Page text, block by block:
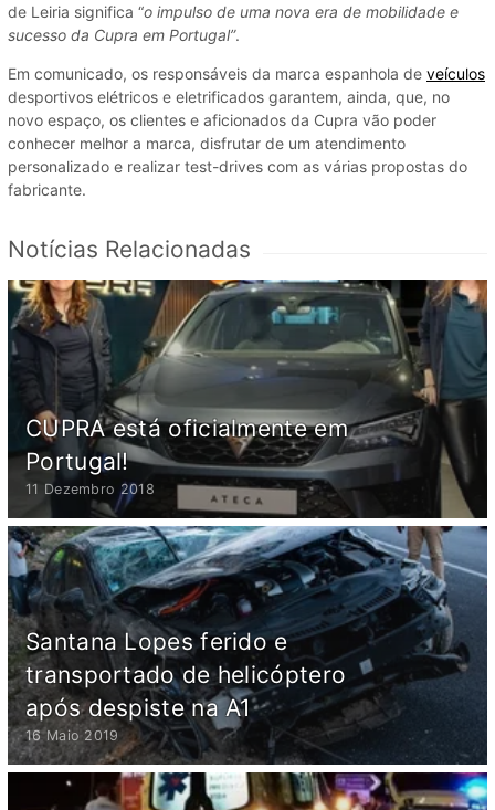
de Leiria significa “o impulso de uma nova era de mobilidade e
sucesso da Cupra em Portugal”.
Em comunicado, os responsáveis da marca espanhola de veículos
desportivos elétricos e eletrificados garantem, ainda, que, no
novo espaço, os clientes e aficionados da Cupra vão poder
conhecer melhor a marca, disfrutar de um atendimento
personalizado e realizar test-drives com as várias propostas do
fabricante.
Notícias Relacionadas
CUPRA está oficialmente em
Portugal!
11 Dezembro 2018
Santana Lopes ferido e
transportado de helicóptero
após despiste na A1
16 Maio 2019